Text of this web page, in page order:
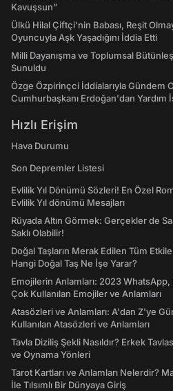
Kavuşsun”
Ülkü Hilal Çiftçi'nin Babası, Reşit
Oyuncuyla Aşk Yaşadığını İddia Etti
Milli Dayanışma ve Toplumsal
Sunuldu
Özge Özpirinçci İddialarıyla Gündem
Cumhurbaşkanı Erdoğan'dan Yardım
Hızlı Erişim
Hava Durumu
Son Depremler Listesi
Evlilik Yıl Dönümü Sözleri! En Özel
Evlilik Yıl dönümü Mesajları
Rüyada Altın Görmek: Gerçekler de
Saklı Olabilir!
Doğal Taşların Merak Edilen Tüm
Hangi Doğal Taş Ne İşe Yarar?
Emojilerin Anlamları: 2023
Çok Kullanılan Emojiler ve Anlamları
Atasözleri ve Anlamları: A'dan Z'ye
Kullanılan Atasözleri ve Anlamları
Tavla Diziliş Şekli Nasıldır? Erkek
ve Oynama Yönleri
Tarot Kartları ve Anlamları Nelerdir?
İle Tılsımlı Bir Dünyaya Giriş